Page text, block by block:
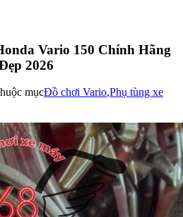
Vario 150 Chính Hãng
2026
mụcĐồ chơi Vario,Phụ tùng xe